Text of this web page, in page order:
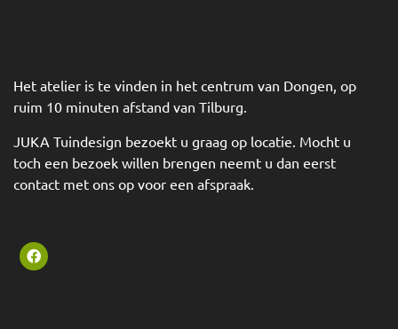
Het atelier is te vinden in het centrum van Dongen, op
ruim 10 minuten afstand van Tilburg.
JUKA Tuindesign bezoekt u graag op locatie. Mocht u
toch een bezoek willen brengen neemt u dan eerst
contact met ons op voor een afspraak.